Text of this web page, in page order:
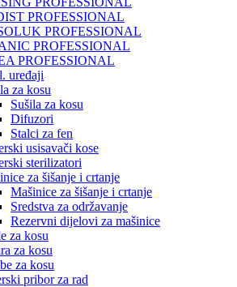
PROFESSIONAL
PROFESSIONAL
PROFESSIONAL
PROFESSIONAL
uređaji
za kosu
Sušila za kosu
Difuzori
Stalci za fen
usisavači kose
sterilizatori
za šišanje i crtanje
Mašinice za šišanje i crtanje
Sredstva za održavanje
Rezervni dijelovi za mašinice
za kosu
za kosu
za kosu
pribor za rad